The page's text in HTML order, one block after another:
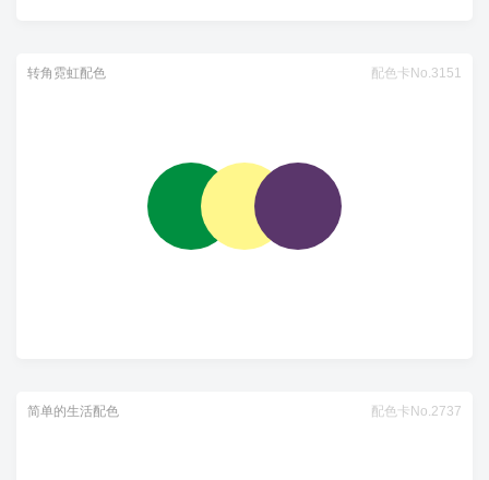
转角霓虹配色 配色卡No.3151
简单的生活配色 配色卡No.2737